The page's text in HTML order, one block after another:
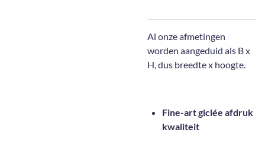
Al onze afmetingen
worden aangeduid als B x
H, dus breedte x hoogte.
Fine-art giclée afdruk
kwaliteit